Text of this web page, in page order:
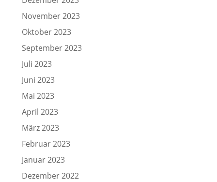
November 2023
Oktober 2023
September 2023
Juli 2023
Juni 2023
Mai 2023
April 2023
März 2023
Februar 2023
Januar 2023
Dezember 2022